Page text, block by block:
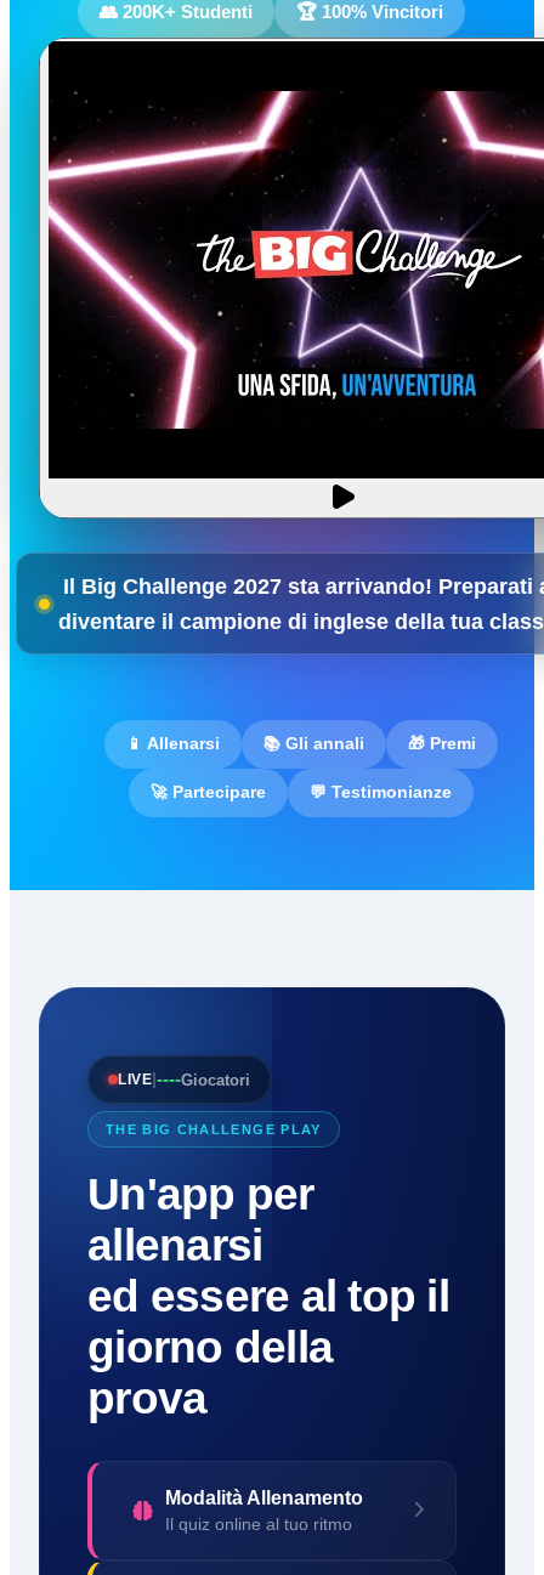
👥 200K+ Studenti 🏆 100% Vincitori
Il Big Challenge 2027 sta arrivando! Preparati
diventare il campione di inglese della tua
📱 Allenarsi 📚 Gli annali 🎁 Premi
🚀 Partecipare 💬 Testimonianze
LIVE |----Giocatori
THE BIG CHALLENGE PLAY
Un'app per
allenarsi
ed essere al top il
giorno della
prova
Modalità Allenamento
Il quiz online al tuo ritmo